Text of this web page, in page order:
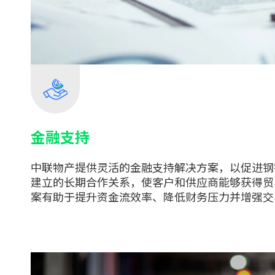
金融支持
中联物产提供灵活的金融支持解决方案，以促进
建立的长期合作关系，使客户和供应商能够获得
案有助于提升资金流效率、降低财务压力并增强